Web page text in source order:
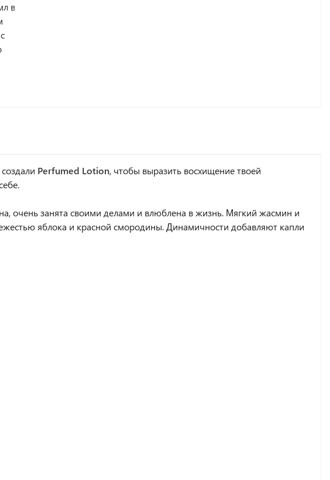
Perfumed Lotion, чтобы выразить восхищение твоей
очень занята своими делами и влюблена в жизнь. Мягкий жасмин и
яблока и красной смородины. Динамичности добавляют капли